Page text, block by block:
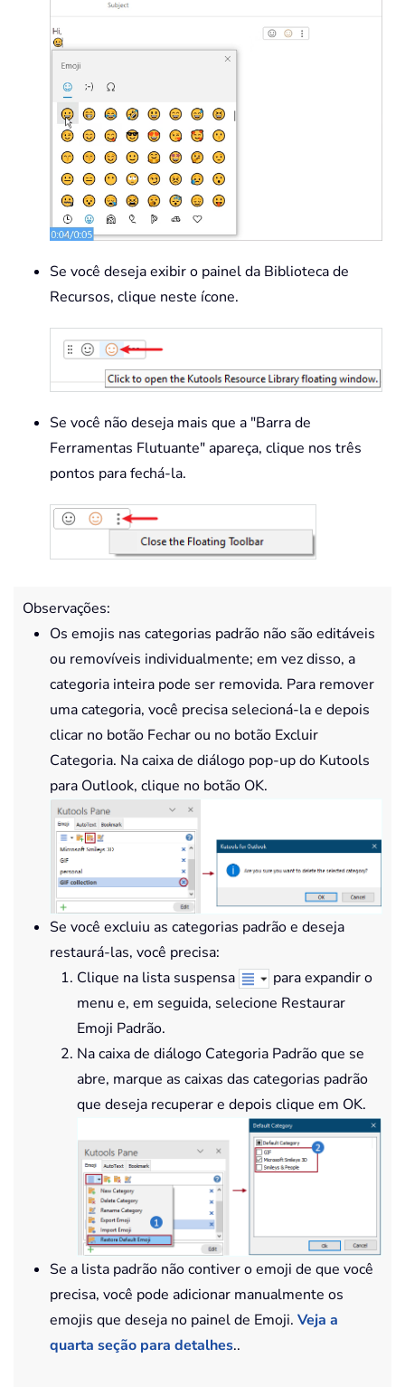
Se você deseja exibir o painel da Biblioteca de
Recursos, clique neste ícone.
Se você não deseja mais que a "Barra de
Ferramentas Flutuante" apareça, clique nos três
pontos para fechá-la.
Observações:
Os emojis nas categorias padrão não são editáveis
ou removíveis individualmente; em vez disso, a
categoria inteira pode ser removida. Para remover
uma categoria, você precisa selecioná-la e depois
clicar no botão Fechar ou no botão Excluir
Categoria. Na caixa de diálogo pop-up do Kutools
para Outlook, clique no botão OK.
Se você excluiu as categorias padrão e deseja
restaurá-las, você precisa:
Clique na lista suspensa
para expandir o
menu e, em seguida, selecione Restaurar
Emoji Padrão.
Na caixa de diálogo Categoria Padrão que se
abre, marque as caixas das categorias padrão
que deseja recuperar e depois clique em OK.
Se a lista padrão não contiver o emoji de que você
precisa, você pode adicionar manualmente os
emojis que deseja no painel de Emoji. Veja a
quarta seção para detalhes..